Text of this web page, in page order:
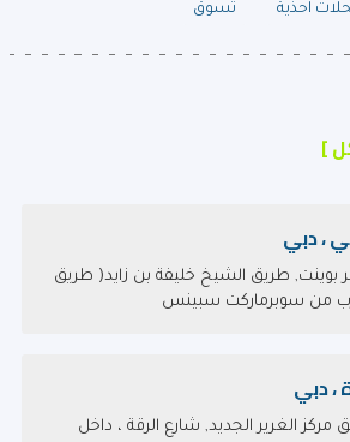
احذية تسوق
]
، دبي
بوينت, طريق الشيخ خليفة بن زايد( طريق
من سوبرماركت سبينس
، دبي
مركز الغرير الجديد, شارع الرقة ، داخل